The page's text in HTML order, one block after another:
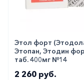
Этол форт
Этопан, Этодин
таб. 400мг №14
2 260 руб.